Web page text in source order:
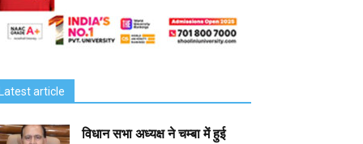
article
विधान सभा अध्यक्ष ने चम्बा में हुई